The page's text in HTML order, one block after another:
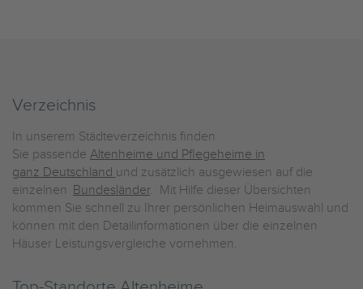
Verzeichnis
In unserem Städteverzeichnis finden
Sie passende Altenheime und Pflegeheime in
ganz Deutschland und zusätzlich ausgewiesen auf die
einzelnen Bundesländer. Mit Hilfe dieser Übersichten
kommen Sie schnell zu Ihrer persönlichen Heimauswahl und
können mit den Detailinformationen über die einzelnen
Häuser Leistungsvergleiche vornehmen.